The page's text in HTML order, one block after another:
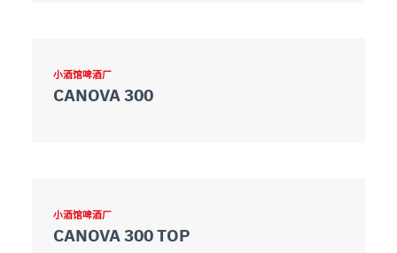
小酒馆啤酒厂
CANOVA 300
小酒馆啤酒厂
CANOVA 300 TOP